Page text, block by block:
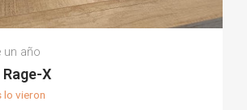
un año
X
lo vieron